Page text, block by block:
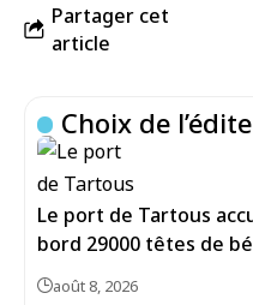
Partager cet
article
Choix de
Le port de Tartous
bord 29000 têtes de
août 8, 2026